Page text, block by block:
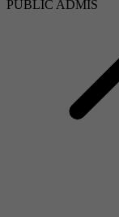
PUBLIC ADMIS